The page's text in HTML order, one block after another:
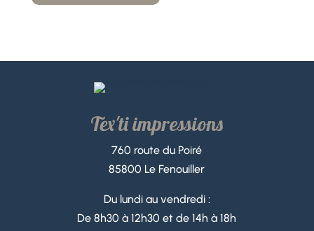
Tex'ti impressions
760 route du Poiré
85800 Le Fenouiller
Du lundi au vendredi :
De 8h30 à 12h30 et de 14h à 18h